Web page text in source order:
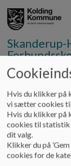
Skanderup-
Vores skole
Kroppen
I skoleåret 18/19
Hvis du klikker på
vi sætter cookies
Hvis du klikker på
cookies til statistik
dit valg.
Klikker du på
cookies for de